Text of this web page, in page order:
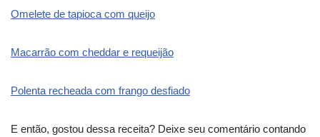
Omelete de tapioca com queijo
Macarrão com cheddar e requeijão
Polenta recheada com frango desfiado
E então, gostou dessa receita? Deixe seu comentário contando